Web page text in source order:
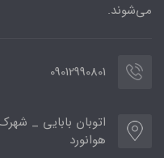
می‌شوند.
09012990801
هوانورد